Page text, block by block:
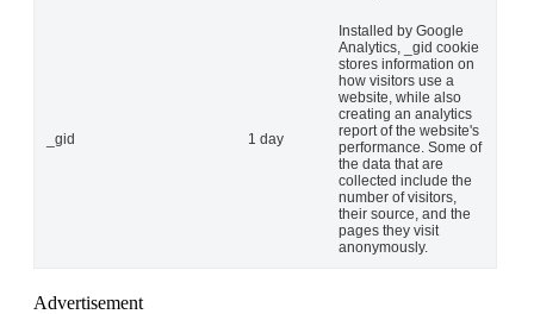
_gid 1 day
Installed by Google
Analytics, _gid cookie
stores information on
how visitors use a
website, while also
creating an analytics
report of the website's
performance. Some of
the data that are
collected include the
number of visitors,
their source, and the
pages they visit
anonymously.
Advertisement